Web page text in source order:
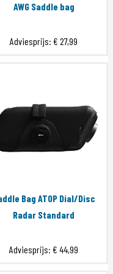
AWG Saddle bag
Adviesprijs: € 27,99
Bag ATOP Dial/Disc
Radar Standard
Adviesprijs: € 44,99